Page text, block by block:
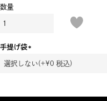
手提げ袋
(必